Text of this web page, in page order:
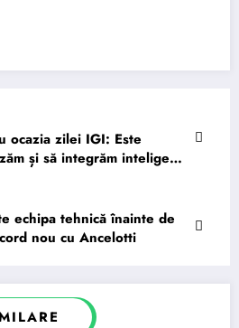
ocazia zilei IGI: Este
și să integrăm inteligența
echipa tehnică înainte de
nou cu Ancelotti